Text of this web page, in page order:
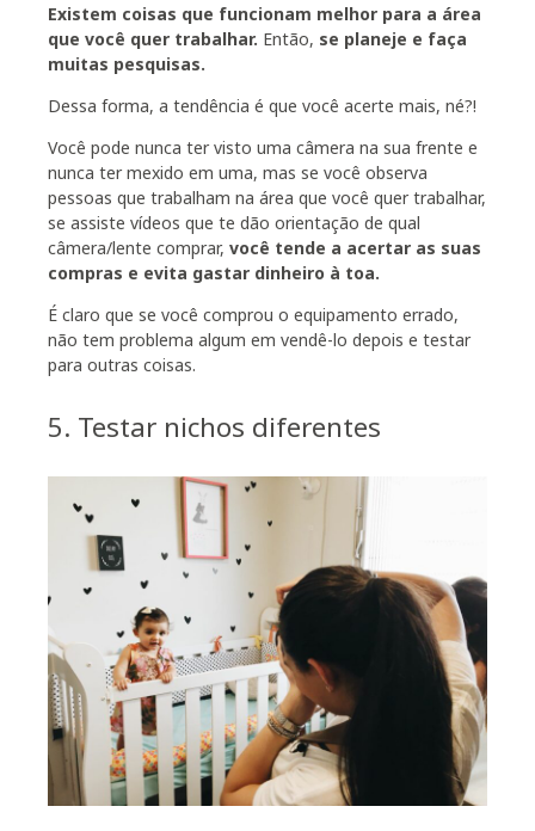
Existem coisas que funcionam melhor para a área
que você quer trabalhar. Então, se planeje e faça
muitas pesquisas.
Dessa forma, a tendência é que você acerte mais, né?!
Você pode nunca ter visto uma câmera na sua frente e
nunca ter mexido em uma, mas se você observa
pessoas que trabalham na área que você quer trabalhar,
se assiste vídeos que te dão orientação de qual
câmera/lente comprar, você tende a acertar as suas
compras e evita gastar dinheiro à toa.
É claro que se você comprou o equipamento errado,
não tem problema algum em vendê-lo depois e testar
para outras coisas.
5. Testar nichos diferentes